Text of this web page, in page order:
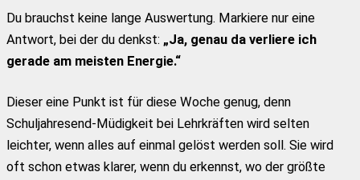
Du brauchst keine lange Auswertung. Markiere nur eine
Antwort, bei der du denkst: „Ja, genau da verliere ich
gerade am meisten Energie.“
Dieser eine Punkt ist für diese Woche genug, denn
Schuljahresend-Müdigkeit bei Lehrkräften wird selten
leichter, wenn alles auf einmal gelöst werden soll. Sie wird
oft schon etwas klarer, wenn du erkennst, wo der größte